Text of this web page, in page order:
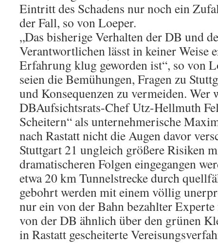
Eintritt des Schadens nur noch ein
der Fall, so von Loeper.
„Das bisherige Verhalten der DB und
Verantwortlichen lässt in keiner Weise
Erfahrung klug geworden ist“, so von
seien die Bemühungen, Fragen zu
und Konsequenzen zu vermeiden. Wer
DBAufsichtsrats-Chef Utz-Hellmuth
Scheitern“ als unternehmerische
nach Rastatt nicht die Augen davor
Stuttgart 21 ungleich größere Risiken
dramatischeren Folgen eingegangen
etwa 20 km Tunnelstrecke durch
gebohrt werden mit einem völlig
nur ein von der Bahn bezahlter
von der DB ähnlich über den grünen
in Rastatt gescheiterte